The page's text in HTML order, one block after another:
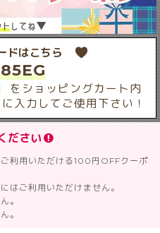
ドはこちら
をショッピングカート内
入力してご使用下さい！
ださい
利用いただける100円OFFクーポ
はご利用いただけません。
。
。